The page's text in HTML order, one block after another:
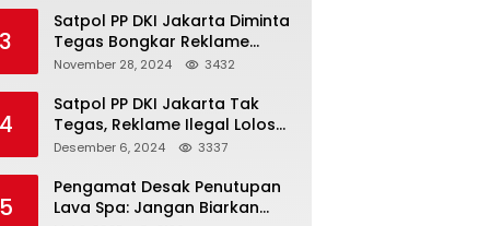
3
Satpol PP DKI Jakarta Diminta
Tegas Bongkar Reklame
Ilegal
November 28, 2024 3432
4
Satpol PP DKI Jakarta Tak
Tegas, Reklame Ilegal Lolos
Penindakan
Desember 6, 2024 3337
5
Pengamat Desak Penutupan
Lava Spa: Jangan Biarkan